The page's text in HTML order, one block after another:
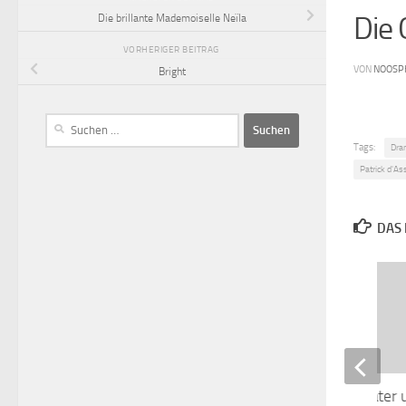
Die
VON
Tags:
Patrick
DAS
Meine Braut, ihr Vater
Die brillante Mademoiselle Neïla
VORHERIGER BEITRAG
Bright